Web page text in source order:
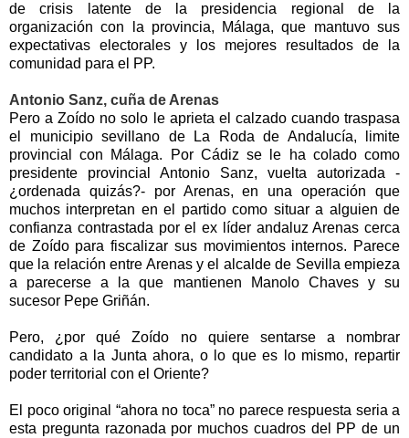
de crisis latente de la presidencia regional de la
organización con la provincia, Málaga, que mantuvo sus
expectativas electorales y los mejores resultados de la
comunidad para el PP.
Antonio Sanz, cuña de Arenas
Pero a Zoído no solo le aprieta el calzado cuando traspasa
el municipio sevillano de La Roda de Andalucía, limite
provincial con Málaga. Por Cádiz se le ha colado como
presidente provincial Antonio Sanz, vuelta autorizada -
¿ordenada quizás?- por Arenas, en una operación que
muchos interpretan en el partido como situar a alguien de
confianza contrastada por el ex líder andaluz Arenas cerca
de Zoído para fiscalizar sus movimientos internos. Parece
que la relación entre Arenas y el alcalde de Sevilla empieza
a parecerse a la que mantienen Manolo Chaves y su
sucesor Pepe Griñán.
Pero, ¿por qué Zoído no quiere sentarse a nombrar
candidato a
la Junta ahora, o lo que es lo mismo, repartir
poder territorial con el Oriente?
El poco original “ahora no toca” no parece respuesta seria a
esta pregunta razonada por muchos cuadros del PP de un